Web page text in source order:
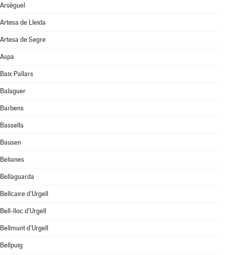
Arsèguel
Artesa de Lleida
Artesa de Segre
Aspa
Baix Pallars
Balaguer
Barbens
Bassella
Bausen
Belianes
Bellaguarda
Bellcaire d'Urgell
Bell-lloc d'Urgell
Bellmunt d'Urgell
Bellpuig